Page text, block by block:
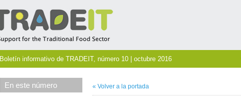
Boletín informativo de TRADEIT, número 10 | octubre 2016
En este número « Volver a la portada